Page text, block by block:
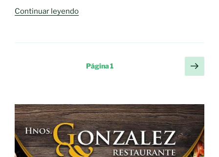
Continuar leyendo«Castilla-
registró
casos
de
COVID
del
19
al
Página1